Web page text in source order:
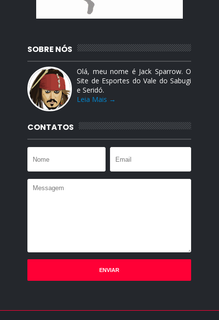
SOBRE NÓS
Olá, meu nome é Jack Sparrow. O
Site de Esportes do Vale do Sabugi
e Seridó.
Leia Mais →
CONTATOS